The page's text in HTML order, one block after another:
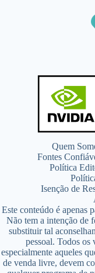
Quem
Fontes
Política
Isenção de
Este conteúdo é apenas
Não tem a intenção de
substituir tal
pessoal. Todos os
especialmente aqueles
de venda livre, devem